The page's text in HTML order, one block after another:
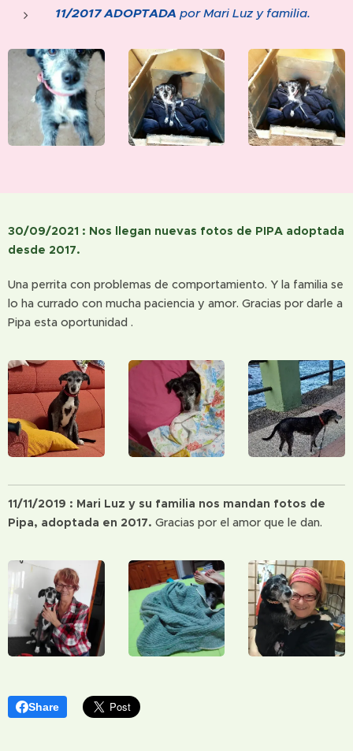
11/2017 ADOPTADA por Mari Luz y familia.
30/09/2021 : Nos llegan nuevas fotos de PIPA adoptada
desde 2017.
Una perrita con problemas de comportamiento. Y la familia se
lo ha currado con mucha paciencia y amor. Gracias por darle a
Pipa esta oportunidad .
11/11/2019 : Mari Luz y su familia nos mandan fotos de
Pipa, adoptada en 2017. Gracias por el amor que le dan.
Share